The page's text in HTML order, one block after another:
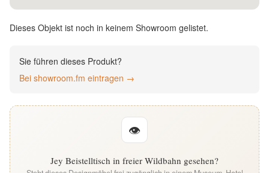
Deutsch
Dieses Objekt ist noch in keinem Showroom gelistet.
Sie führen dieses Produkt?
Bei showroom.fm eintragen →
👁
Jey Beistelltisch in freier Wildbahn gesehen?